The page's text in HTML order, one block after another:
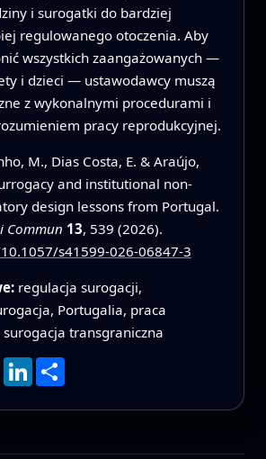
i surogatki do bardziej
regulowanego otoczenia. Aby
wszystkich zaangażowanych —
i dzieci — ustawodawcy muszą
z wykonalnymi procedurami i
pracy reprodukcyjnej.
M., Dias Costa, E. & Araújo,
and institutional non-
design lessons from Portugal.
Commun 13, 539 (2026).
s41599-026-06847-3
regulacja surogacji,
Portugalia, praca
transgraniczna
X LinkedInPodziel
się